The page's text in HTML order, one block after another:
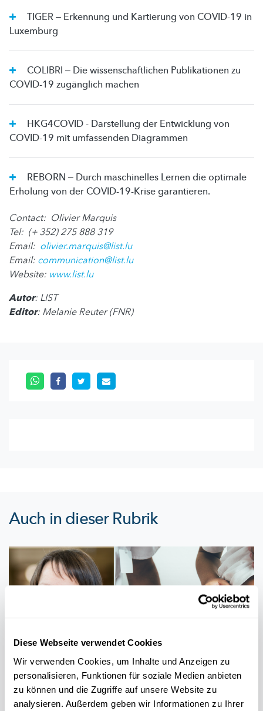
Diese Webseite verwendet Cookies
Wir verwenden Cookies, um Inhalte und Anzeigen zu
personalisieren, Funktionen für soziale Medien anbieten
zu können und die Zugriffe auf unsere Website zu
analysieren. Außerdem geben wir Informationen zu Ihrer
Luxemburg
COVID-19 zugänglich machen
COVID-19 mit umfassenden Diagrammen
Erholung von der COVID-19-Krise garantieren.
Contact: Olivier Marquis
Tel: (+ 352) 275 888 319
Email: olivier.marquis@list.lu
Email: communication@list.lu
Website: www.list.lu
Autor: LIST
Editor: Melanie Reuter (FNR)
Auch in dieser Rubrik
WELTDIABETES-TAG